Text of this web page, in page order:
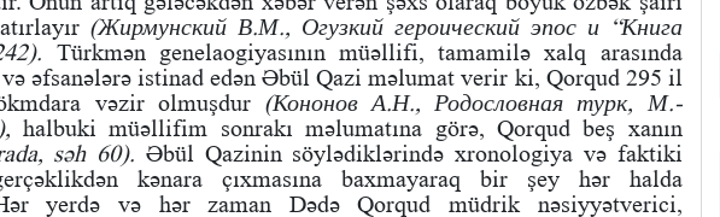
(Жирмунский В.М., Огузкий героический эпос и “Книга
Türkmən genelaogiyasının müəllifi, tamamilə xalq arasında
əfsanələrə istinad edən Əbül Qazi məlumat verir ki, Qorqud 295 il
vəzir olmuşdur (Кононов А.Н., Родословная турк, М.-
halbuki müəllifim sonrakı məlumatına görə, Qorqud beş xanın
səh 60). Əbül Qazinin söylədiklərində xronologiya və faktiki
kənara çıxmasına baxmayaraq bir şey hər halda
yerdə və hər zaman Dədə Qorqud müdrik nəsiyyətverici,